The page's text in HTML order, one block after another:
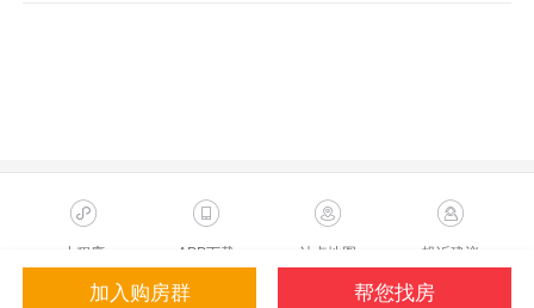
加入购房群 帮您找房
小程序 APP下载 站点地图 投诉建议